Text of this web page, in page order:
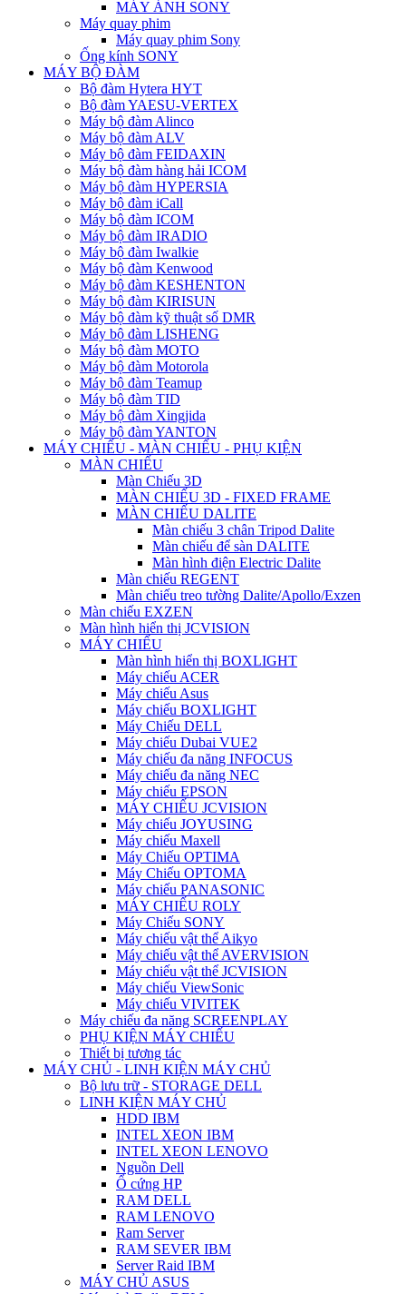
MÁY ẢNH SONY
Máy quay phim
Máy quay phim Sony
Ống kính SONY
MÁY BỘ ĐÀM
Bộ đàm Hytera HYT
Bộ đàm YAESU-VERTEX
Máy bộ đàm Alinco
Máy bộ đàm ALV
Máy bộ đàm FEIDAXIN
Máy bộ đàm hàng hải ICOM
Máy bộ đàm HYPERSIA
Máy bộ đàm iCall
Máy bộ đàm ICOM
Máy bộ đàm IRADIO
Máy bộ đàm Iwalkie
Máy bộ đàm Kenwood
Máy bộ đàm KESHENTON
Máy bộ đàm KIRISUN
Máy bộ đàm kỹ thuật số DMR
Máy bộ đàm LISHENG
Máy bộ đàm MOTO
Máy bộ đàm Motorola
Máy bộ đàm Teamup
Máy bộ đàm TID
Máy bộ đàm Xingjida
Máy bộ đàm YANTON
MÁY CHIẾU - MÀN CHIẾU - PHỤ KIỆN
MÀN CHIẾU
Màn Chiếu 3D
MÀN CHIẾU 3D - FIXED FRAME
MÀN CHIẾU DALITE
Màn chiếu 3 chân Tripod Dalite
Màn chiếu để sàn DALITE
Màn hình điện Electric Dalite
Màn chiếu REGENT
Màn chiếu treo tường Dalite/Apollo/Exzen
Màn chiếu EXZEN
Màn hình hiển thị JCVISION
MÁY CHIẾU
Màn hình hiển thị BOXLIGHT
Máy chiếu ACER
Máy chiếu Asus
Máy chiếu BOXLIGHT
Máy Chiếu DELL
Máy chiếu Dubai VUE2
Máy chiếu đa năng INFOCUS
Máy chiếu đa năng NEC
Máy chiếu EPSON
MÁY CHIẾU JCVISION
Máy chiếu JOYUSING
Máy chiếu Maxell
Máy Chiếu OPTIMA
Máy Chiếu OPTOMA
Máy chiếu PANASONIC
MÁY CHIẾU ROLY
Máy Chiếu SONY
Máy chiếu vật thể Aikyo
Máy chiếu vật thể AVERVISION
Máy chiếu vật thể JCVISION
Máy chiếu ViewSonic
Máy chiếu VIVITEK
Máy chiếu đa năng SCREENPLAY
PHỤ KIỆN MÁY CHIẾU
Thiết bị tương tác
MÁY CHỦ - LINH KIỆN MÁY CHỦ
Bộ lưu trữ - STORAGE DELL
LINH KIỆN MÁY CHỦ
HDD IBM
INTEL XEON IBM
INTEL XEON LENOVO
Nguồn Dell
Ổ cứng HP
RAM DELL
RAM LENOVO
Ram Server
RAM SEVER IBM
Server Raid IBM
MÁY CHỦ ASUS